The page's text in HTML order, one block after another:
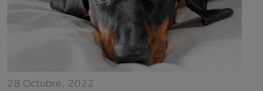
28 Octubre, 2022